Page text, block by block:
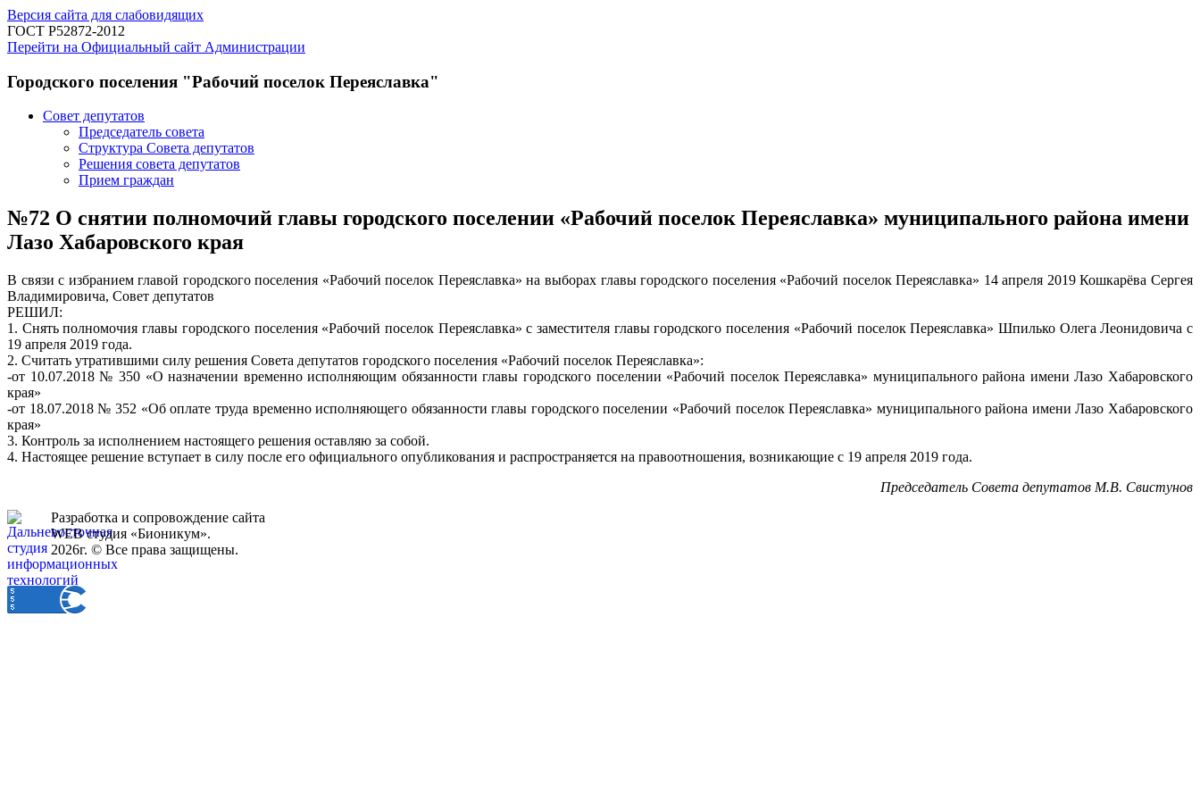
Версия сайта для слабовидящих
ГОСТ Р52872-2012
Перейти на Официальный сайт Администрации
Городского поселения "Рабочий поселок Переяславка"
Совет депутатов
Председатель совета
Структура Совета депутатов
Решения совета депутатов
Прием граждан
№72 О снятии полномочий главы городского поселении «Рабочий поселок Переяславка» муниципального района имени
Лазо Хабаровского края
В связи с избранием главой городского поселения «Рабочий поселок Переяславка» на выборах главы городского поселения «Рабочий поселок Переяславка» 14 апреля 2019 Кошкарёва Сергея
Владимировича, Совет депутатов
РЕШИЛ:
1. Снять полномочия главы городского поселения «Рабочий поселок Переяславка» с заместителя главы городского поселения «Рабочий поселок Переяславка» Шпилько Олега Леонидовича с
19 апреля 2019 года.
2. Считать утратившими силу решения Совета депутатов городского поселения «Рабочий поселок Переяславка»:
-от 10.07.2018 № 350 «О назначении временно исполняющим обязанности главы городского поселении «Рабочий поселок Переяславка» муниципального района имени Лазо Хабаровского
края»
-от 18.07.2018 № 352 «Об оплате труда временно исполняющего обязанности главы городского поселении «Рабочий поселок Переяславка» муниципального района имени Лазо Хабаровского
края»
3. Контроль за исполнением настоящего решения оставляю за собой.
4. Настоящее решение вступает в силу после его официального опубликования и распространяется на правоотношения, возникающие с 19 апреля 2019 года.
Председатель Совета депутатов М.В. Свистунов
Разработка и сопровождение сайта
WEB студия «Бионикум».
2026г. © Все права защищены.